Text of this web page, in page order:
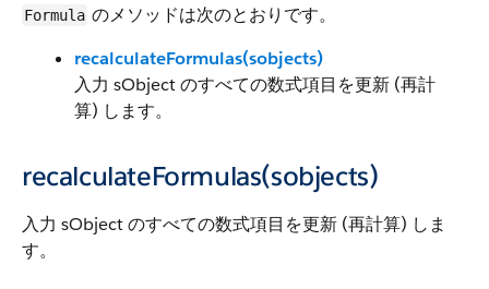
Formula のメソッドは次のとおりです。
recalculateFormulas(sobjects)
入力 sObject のすべての数式項目を更新 (再計
算) します。
recalculateFormulas(sobjects)
入力 sObject のすべての数式項目を更新 (再計算) しま
す。